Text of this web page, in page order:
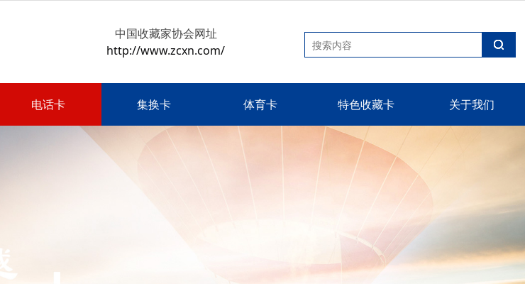
中国收藏家协会网址
http://www.zcxn.com/
电话卡 集换卡 体育卡 特色收藏卡 关于我们